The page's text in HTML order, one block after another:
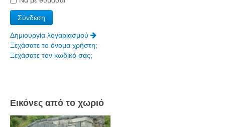
Πετρόκτιστα Σπίτια - Εκκλησίες
Σύνδεσμοι
Δημιουργία λογαριασμού
Ξεχάσατε το όνομα χρήστη;
Ξεχάσατε τον κωδικό σας;
Εικόνες από το χωριό